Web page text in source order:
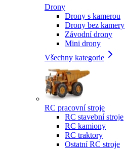
Drony
Drony s kamerou
Drony bez kamery
Závodní drony
Mini drony
Všechny kategorie
RC pracovní stroje
RC stavební stroje
RC kamiony
RC traktory
Ostatní RC stroje